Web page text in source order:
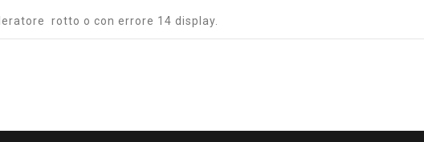
rotto o con errore 14 display.